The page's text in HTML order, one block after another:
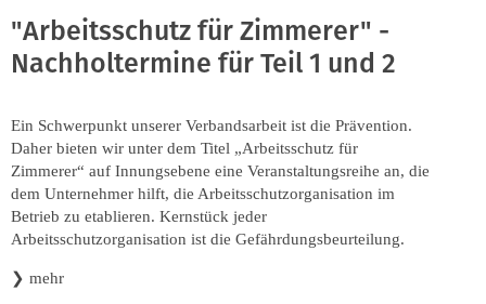
"Arbeitsschutz für Zimmerer" -
Nachholtermine für Teil 1 und 2
Ein Schwerpunkt unserer Verbandsarbeit ist die Prävention.
Daher bieten wir unter dem Titel „Arbeitsschutz für
Zimmerer“ auf Innungsebene eine Veranstaltungsreihe an, die
dem Unternehmer hilft, die Arbeitsschutzorganisation im
Betrieb zu etablieren. Kernstück jeder
Arbeitsschutzorganisation ist die Gefährdungsbeurteilung.
❯ mehr